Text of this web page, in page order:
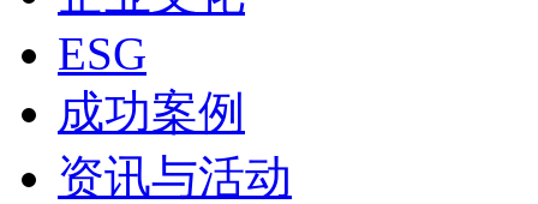
ESG
成功案例
资讯与活动